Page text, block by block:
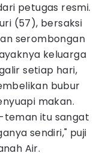
petugas resmi.
(57), bersaksi
serombongan
keluarga
setiap hari,
bubur
makan.
teman itu sangat
sendiri," puji
Air.